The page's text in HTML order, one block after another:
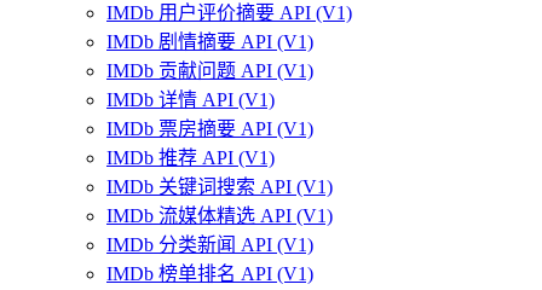
IMDb 用户评价摘要 API (V1)
IMDb 剧情摘要 API (V1)
IMDb 贡献问题 API (V1)
IMDb 详情 API (V1)
IMDb 票房摘要 API (V1)
IMDb 推荐 API (V1)
IMDb 关键词搜索 API (V1)
IMDb 流媒体精选 API (V1)
IMDb 分类新闻 API (V1)
IMDb 榜单排名 API (V1)